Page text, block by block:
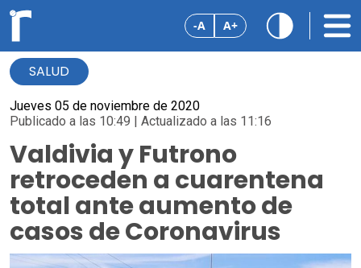
-A A+
SALUD
Jueves 05 de noviembre de 2020
Publicado a las 10:49 | Actualizado a las 11:16
Valdivia y Futrono
retroceden a cuarentena
total ante aumento de
casos de Coronavirus